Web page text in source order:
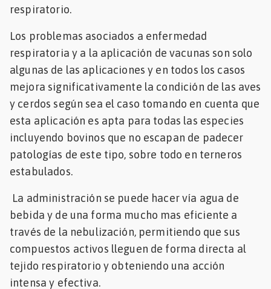
respiratorio.
Los problemas asociados a enfermedad
respiratoria y a la aplicación de vacunas son solo
algunas de las aplicaciones y en todos los casos
mejora significativamente la condición de las aves
y cerdos según sea el caso tomando en cuenta que
esta aplicación es apta para todas las especies
incluyendo bovinos que no escapan de padecer
patologías de este tipo, sobre todo en terneros
estabulados.
La administración se puede hacer vía agua de
bebida y de una forma mucho mas eficiente a
través de la nebulización, permitiendo que sus
compuestos activos lleguen de forma directa al
tejido respiratorio y obteniendo una acción
intensa y efectiva.